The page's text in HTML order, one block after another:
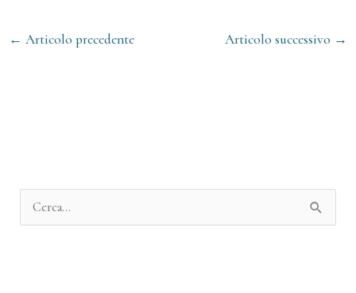
← Articolo precedente Articolo successivo →
c